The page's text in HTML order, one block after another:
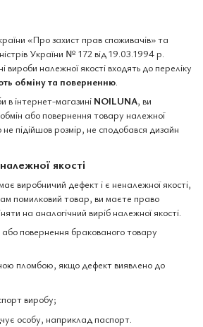
«Про захист прав споживачів» та
України № 172 від 19.03.1994 р.
належної якості входять до переліку
обміну та поверненню
в інтернет-магазині NOILUNA, ви
або повернення товару належної
підійшов розмір, не сподобався дизайн
якості
виробничий дефект і є неналежної якості,
помилковий товар, ви маєте право
на аналогічний виріб належної якості.
повернення бракованого товару
пломбою, якщо дефект виявлено до
виробу;
особу, наприклад паспорт.